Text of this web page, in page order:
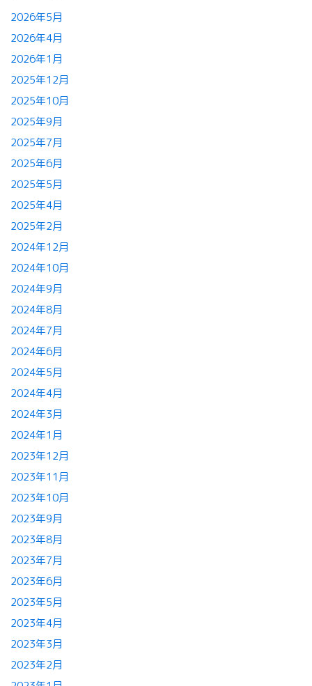
2026年5月
2026年4月
2026年1月
2025年12月
2025年10月
2025年9月
2025年7月
2025年6月
2025年5月
2025年4月
2025年2月
2024年12月
2024年10月
2024年9月
2024年8月
2024年7月
2024年6月
2024年5月
2024年4月
2024年3月
2024年1月
2023年12月
2023年11月
2023年10月
2023年9月
2023年8月
2023年7月
2023年6月
2023年5月
2023年4月
2023年3月
2023年2月